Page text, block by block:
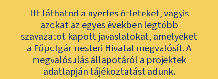
Itt láthatod a nyertes ötleteket, vagyis
azokat az egyes években legtöbb
szavazatot kapott javaslatokat, amelyeket
a Főpolgármesteri Hivatal megvalósít. A
megvalósulás állapotáról a projektek
adatlapján tájékoztatást adunk.